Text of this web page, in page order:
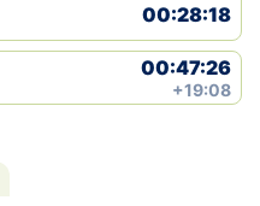
00:28:18
00:47:26
+19:08